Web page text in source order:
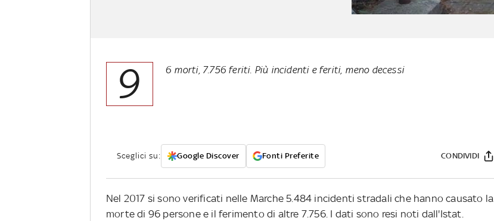
9 6 morti, 7.756 feriti. Più incidenti e feriti, meno decessi
Sceglici su: Google Discover Fonti Preferite CONDIVIDI
Nel 2017 si sono verificati nelle Marche 5.484 incidenti stradali che hanno causato la
morte di 96 persone e il ferimento di altre 7.756. I dati sono resi noti dall'Istat.